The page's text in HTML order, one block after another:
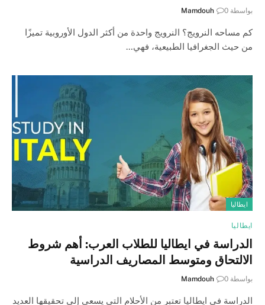
بواسطة Mamdouh 0
كم مساحه النرويج؟ النرويج واحدة من أكثر الدول الأوروبية تميزًا
من حيث الجغرافيا الطبيعية، فهي…
ايطاليا
ايطاليا
الدراسة في ايطاليا للطلاب العرب: أهم شروط
الالتحاق ومتوسط المصاريف الدراسية
بواسطة Mamdouh 0
الدراسة في ايطاليا تعتبر من الأحلام التي يسعى إلى تحقيقها العديد